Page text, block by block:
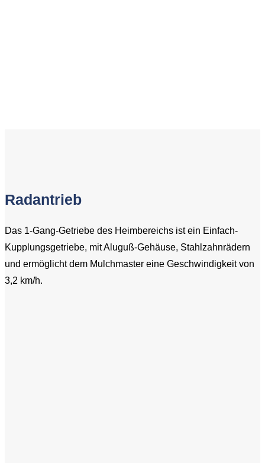
Radantrieb
Das 1-Gang-Getriebe des Heimbereichs ist ein Einfach-
Kupplungsgetriebe, mit Aluguß-Gehäuse, Stahlzahnrädern
und ermöglicht dem Mulchmaster eine Geschwindigkeit von
3,2 km/h.